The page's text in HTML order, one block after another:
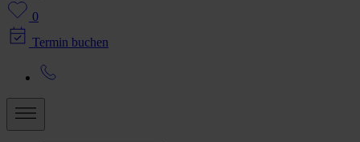
0
Termin buchen